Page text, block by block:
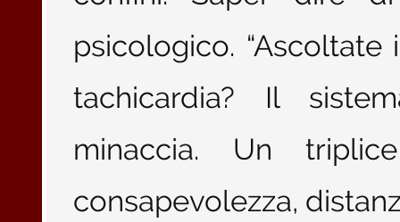
psicologico.
tachicardia? Il
minaccia. Un
consapevolezza,